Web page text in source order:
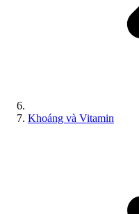
Khoáng và Vitamin